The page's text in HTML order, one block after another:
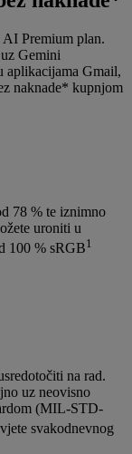
Premium plan.
Gemini
aplikacijama Gmail,
naknade* kupnjom
78 % te iznimno
uroniti u
100 % sRGB1
na rad.
uz neovisno
(MIL-STD-
svakodnevnog